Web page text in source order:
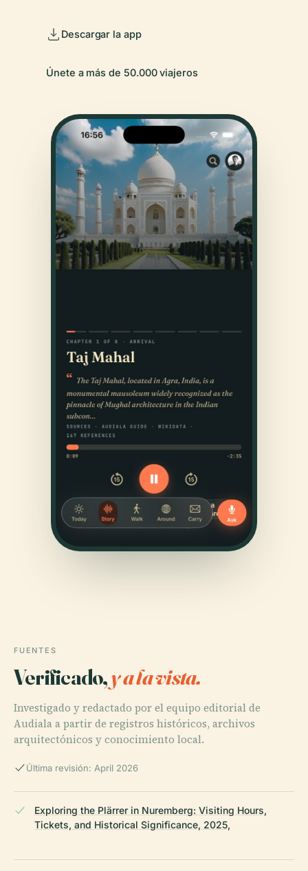
Descargar la app
Únete a más de 50.000 viajeros
FUENTES
Verificado,y a la vista.
Investigado y redactado por el equipo editorial de
Audiala a partir de registros históricos, archivos
arquitectónicos y conocimiento local.
Última revisión: April 2026
Exploring the Plärrer in Nuremberg: Visiting Hours,
Tickets, and Historical Significance, 2025,